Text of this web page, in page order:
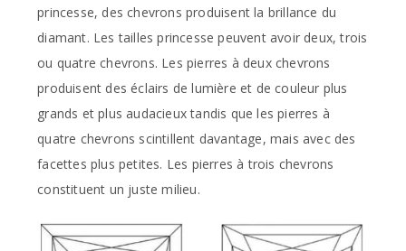
princesse, des chevrons produisent la brillance du
diamant. Les tailles princesse peuvent avoir deux, trois
ou quatre chevrons. Les pierres à deux chevrons
produisent des éclairs de lumière et de couleur plus
grands et plus audacieux tandis que les pierres à
quatre chevrons scintillent davantage, mais avec des
facettes plus petites. Les pierres à trois chevrons
constituent un juste milieu.